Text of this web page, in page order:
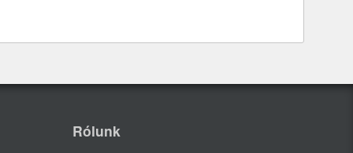
Rólunk